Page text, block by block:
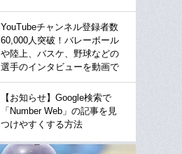
YouTubeチャンネル登録者数
60,000人突破！バレーボール
や陸上、バスケ、野球などの
選手のインタビューを動画で
【お知らせ】Google検索で
「Number Web」の記事を見
つけやすくする方法